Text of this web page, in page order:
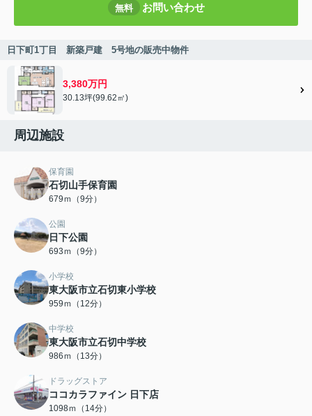
無料 お問い合わせ
日下町1丁目 新築戸建 5号地の販売中物件
3,380万円
30.13坪(99.62㎡)
周辺施設
保育園
石切山手保育園
679ｍ（9分）
公園
日下公園
693ｍ（9分）
小学校
東大阪市立石切東小学校
959ｍ（12分）
中学校
東大阪市立石切中学校
986ｍ（13分）
ドラッグストア
ココカラファイン 日下店
1098ｍ（14分）